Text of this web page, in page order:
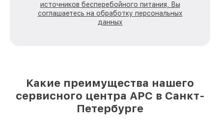
источников бесперебойного питания, Вы
соглашаетесь на обработку персональных
данных
Какие преимущества нашего
сервисного центра APC в Санкт-
Петербурге